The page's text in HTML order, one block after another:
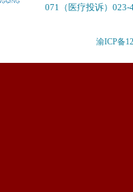
071（医疗投诉）023-
渝ICP备